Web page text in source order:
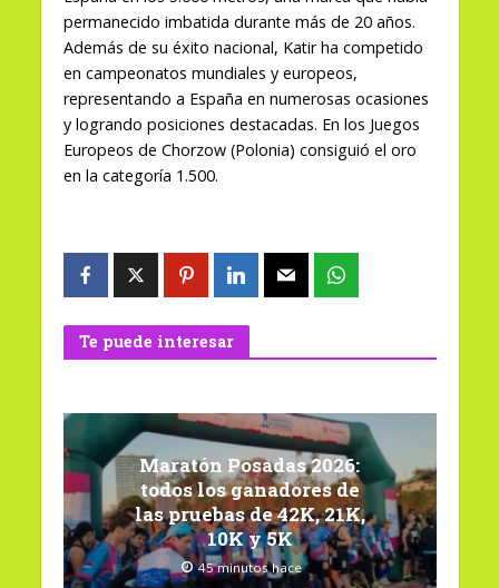
permanecido imbatida durante más de 20 años.
Además de su éxito nacional, Katir ha competido
en campeonatos mundiales y europeos,
representando a España en numerosas ocasiones
y logrando posiciones destacadas. En los Juegos
Europeos de Chorzow (Polonia) consiguió el oro
en la categoría 1.500.
Te puede interesar
Maratón Posadas 2026:
todos los ganadores de
las pruebas de 42K, 21K,
10K y 5K
45 minutos hace